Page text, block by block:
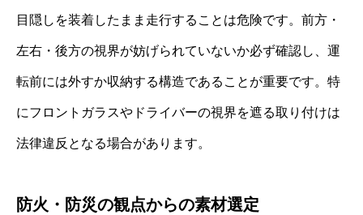
目隠しを装着したまま走行することは危険です。前方・
左右・後方の視界が妨げられていないか必ず確認し、運
転前には外すか収納する構造であることが重要です。特
にフロントガラスやドライバーの視界を遮る取り付けは
法律違反となる場合があります。
防火・防災の観点からの素材選定